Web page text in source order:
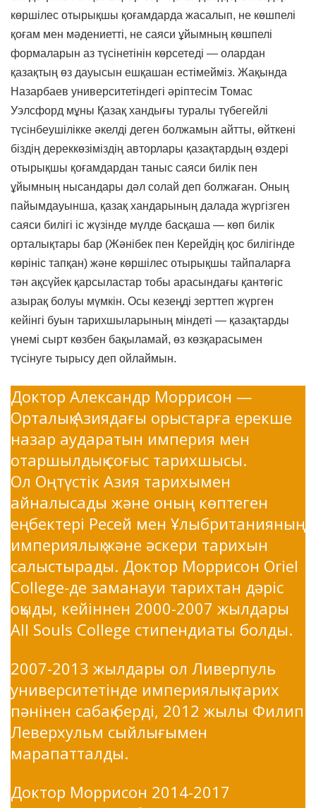
көршілес отырықшы қоғамдарда жасалып, не көшпелі
қоғам мен мәдениетті, не саяси ұйымның көшпелі
формаларын аз түсінетінін көрсетеді — олардан
қазақтың өз дауысын ешқашан естімейміз. Жақында
Назарбаев университетіндегі әріптесім Томас
Уэлсфорд мұны Қазақ хандығы туралы түбегейлі
түсінбеушілікке әкелді деген болжамын айтты, өйткені
біздің дереккөзіміздің авторлары қазақтардың өздері
отырықшы қоғамдардан таныс саяси билік пен
ұйымның нысандары дәл солай деп болжаған. Оның
пайымдауынша, қазақ хандарының далада жүргізген
саяси билігі іс жүзінде мүлде басқаша — көп билік
орталықтары бар (Жәнібек пен Керейдің қос билігінде
көрініс тапқан) және көршілес отырықшы тайпаларға
тән ақсүйек қарсыластар тобы арасындағы қантөгіс
азырақ болуы мүмкін. Осы кезеңді зерттеп жүрген
кейінгі буын тарихшыларының міндеті — қазақтарды
үнемі сырт көзбен бақыламай, өз көзқарасымен
түсінуге тырысу деп ойлаймын.
Доктор Александр Моррисон —
Орталық Азиядағы орыстарға ерекше
назар аударатын империя мен
отаршылдық соғыс тарихшысы.
Ол Оңтүстік Азия тарихымен
айналысады және оның көптеген
еңбектері Ресей мен Ұлыбританияның
империялық және әскери тарихын
салыстырады. Доктор Моррисон Oriel
College-де заманауи тарихтан дәріс
оқыды, кейіннен 2000-2007 жылдары
All Souls Сollege стипендиаты болды.
2007-2013 жылдары ол Ливерпуль
университетінде империялық тарих
пәнінен сабақ берді, 2012 жылы Филип
Леверхульм сыйлығымен
марапатталды.
Доктор Моррисон 2014-2017